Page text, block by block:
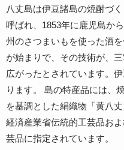
八丈島は伊豆諸島の焼酎づ
呼ばれ、1853年に鹿児島か
州のさつまいもを使った酒
が始まりで、その技術が、
広がったとされています。
ります。 島の特産品には、
を基調とした絹織物「黄八
経済産業省伝統的工芸品お
芸品に指定されています。